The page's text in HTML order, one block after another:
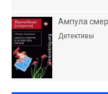
Ампула
Детективы